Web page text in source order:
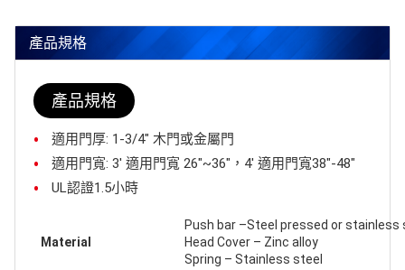
產品規格
產品規格
適用門厚: 1-3/4" 木門或金屬門
適用門寬: 3' 適用門寬 26"~36"，4' 適用門寬38"-48"
UL認證1.5小時
Material
Push bar –Steel pressed or stainless
Head Cover – Zinc alloy
Spring – Stainless steel